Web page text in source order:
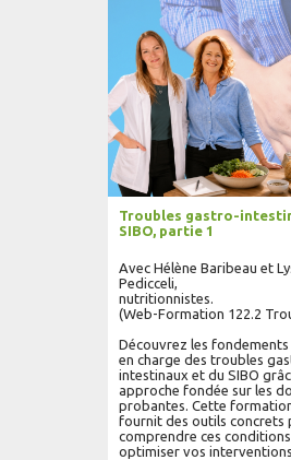
Troubles gastro-
SIBO, partie 1
Avec Hélène Baribeau et
Pedicceli,
nutritionnistes.
(Web-Formation 122.2
Découvrez les fondements
en charge des troubles
intestinaux et du SIBO
approche fondée sur les
probantes. Cette
fournit des outils concrets
comprendre ces
optimiser vos